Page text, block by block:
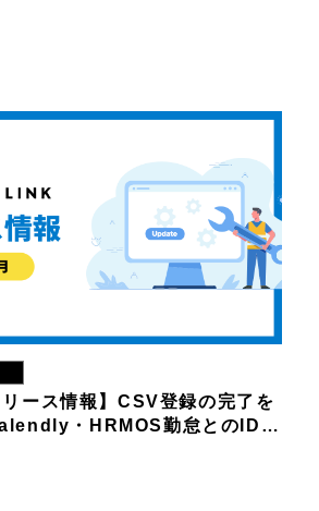
リース情報】CSV登録の完了を
・HRMOS勤怠とのID同